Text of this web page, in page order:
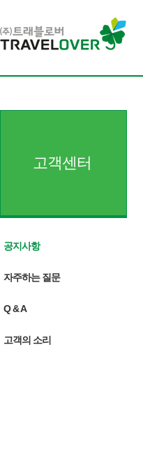
고객센터
공지사항
자주하는 질문
Q & A
고객의 소리